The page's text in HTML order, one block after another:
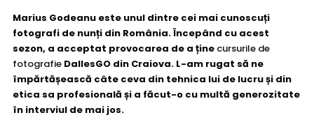
Marius Godeanu este unul dintre cei mai cunoscuți
fotografi de nunți din România. Începând cu acest
sezon, a acceptat provocarea de a ține cursurile de
fotografieDallesGO din Craiova. L-am rugat să ne
împărtășească câte ceva din tehnica lui de lucru și din
etica sa profesională și a făcut-o cu multă generozitate
în interviul de mai jos.